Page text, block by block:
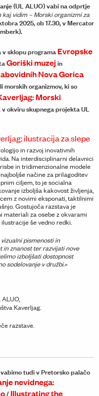
(UL ALUO) vabi na odprtje
kaj vidim – Morski organizmi za
2025, ob 17.30, v Mercator
sklopu programa Evropske
Goriški muzejin
Nova Gorica
organizmov, ki so
Morski
v okviru skupnega projekta UL
ilustracija za slepe
in razvoj inovativnih
Na interdisciplinarni delavnici
in tridimenzionalne modele
načine za prilagoditev
ciljem, to je socialna
izboljša kakovost življenja,
z novimi eksponati, taktilnimi
Gostujoča razstava je
materiali za osebe z okvarami
še vedno redki.
pismenosti in
in znanost ter razvijati nove
izboljšati dostopnost
sodelovanje v družbi.«
Kaverljag.
razstave.
tudi v Pretorsko palačo
nevidnega:
/ Illustrating the